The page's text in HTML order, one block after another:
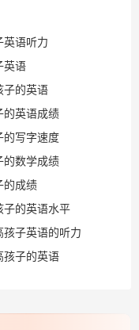
英语听力
英语
子的英语
的英语成绩
的写字速度
的数学成绩
的成绩
子的英语水平
孩子英语的听力
孩子的英语